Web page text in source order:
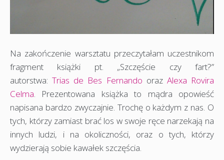
Na zakończenie warsztatu przeczytałam uczestnikom
fragment książki pt. „Szczęście czy fart?”
autorstwa:Trias de Bes Fernando oraz Alexa Rovira
Celma. Prezentowana książka to mądra opowieść
napisana bardzo zwyczajnie. Trochę o każdym z nas. O
tych, którzy zamiast brać los w swoje ręce narzekają na
innych ludzi, i na okoliczności, oraz o tych, którzy
wydzierają sobie kawałek szczęścia.